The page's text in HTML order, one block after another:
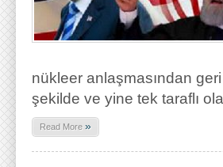
nükleer anlaşmasından
şekilde ve yine tek taraflı
Read More »